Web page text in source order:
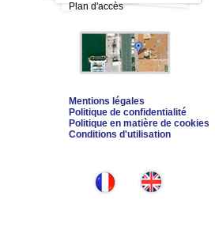
Plan d'accès
Mentions légales
Politique de confidentialité
Politique en matière de cookies
Conditions d'utilisation